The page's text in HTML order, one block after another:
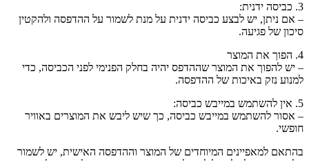
3. כביסה ידנית:
– אם ניתן, יש לבצע כביסה ידנית על מנת לשמור על ההדפסה ולהקטין
סיכון של פגיעה.
4. הפוך את המוצר
– יש להפוך את המוצר שההדפס יהיה בחלק הפנימי לפני הכביסה, כדי
למנוע נזק באיכות של ההדפסה.
5. אין להשתמש במייבש כביסה:
– אסור להשתמש במייבש כביסה, כך שיש ליבש את המוצרים באוויר
חופשי.
בהתאם למאפיינים המיוחדים של המוצר וההדפסה האישית, יש לשמור